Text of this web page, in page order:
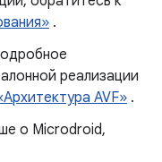
.
реализации
AVF» .
о Microdroid,